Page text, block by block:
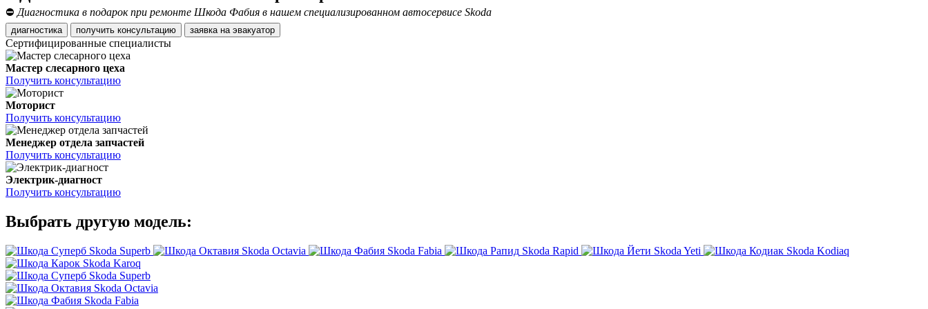
⛔ Диагностика в подарок при ремонте Шкода Фабия в нашем специализированном автосервисе Skoda
диагностика получить консультацию заявка на эвакуатор
Сертифицированные специалисты
Мастер слесарного цеха
Получить консультацию
Моторист
Получить консультацию
Менеджер отдела запчастей
Получить консультацию
Электрик-диагност
Получить консультацию
Выбрать другую модель:
Skoda Superb Skoda Octavia Skoda Fabia Skoda Rapid Skoda Yeti
Skoda Kodiaq
Skoda Karoq
Skoda Superb
Skoda Octavia
Skoda Fabia